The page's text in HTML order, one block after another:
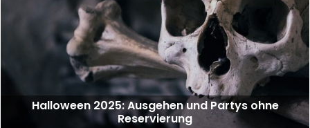
Halloween 2025: Ausgehen und Partys ohne
Reservierung